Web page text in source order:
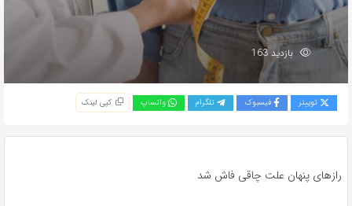
بازدید 163
توییتر فیسبوک تلگرام واتساپ کپی لینک
رازهای پنهان علت چاقی فاش شد